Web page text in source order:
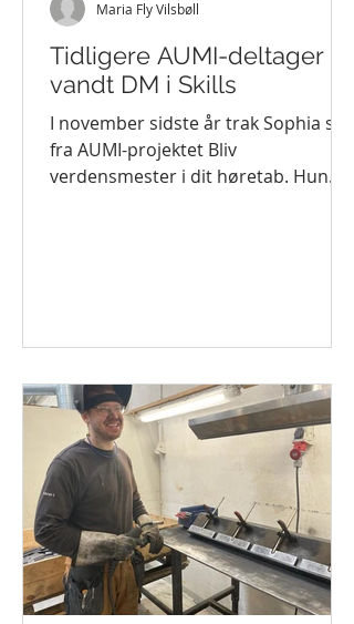
Tidligere AUMI-deltager
vandt DM i Skills
I november sidste år trak Sophia sig
fra AUMI-projektet Bliv
verdensmester i dit høretab. Hun
Maria Fly Vilsbøll